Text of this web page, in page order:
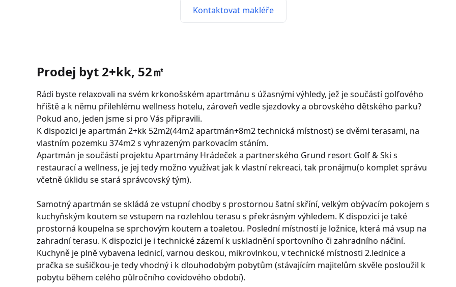
Kontaktovat makléře
Prodej byt 2+kk, 52㎡
Rádi byste relaxovali na svém krkonošském apartmánu s úžasnými výhledy, jež je součástí golfového
hřiště a k němu přilehlému wellness hotelu, zároveň vedle sjezdovky a obrovského dětského parku?
Pokud ano, jeden jsme si pro Vás připravili.
K dispozici je apartmán 2+kk 52m2(44m2 apartmán+8m2 technická místnost) se dvěmi terasami, na
vlastním pozemku 374m2 s vyhrazeným parkovacím stáním.
Apartmán je součástí projektu Apartmány Hrádeček a partnerského Grund resort Golf & Ski s
restaurací a wellness, je jej tedy možno využívat jak k vlastní rekreaci, tak pronájmu(o komplet správu
včetně úklidu se stará správcovský tým).
Samotný apartmán se skládá ze vstupní chodby s prostornou šatní skříní, velkým obývacím pokojem s
kuchyňským koutem se vstupem na rozlehlou terasu s překrásným výhledem. K dispozici je také
prostorná koupelna se sprchovým koutem a toaletou. Poslední místností je ložnice, která má vsup na
zahradní terasu. K dispozici je i technické zázemí k uskladnění sportovního či zahradního náčiní.
Kuchyně je plně vybavena lednicí, varnou deskou, mikrovlnkou, v technické místnosti 2.lednice a
pračka se sušičkou-je tedy vhodný i k dlouhodobým pobytům (stávajícím majitelům skvěle posloužil k
pobytu během celého půlročního covidového období).